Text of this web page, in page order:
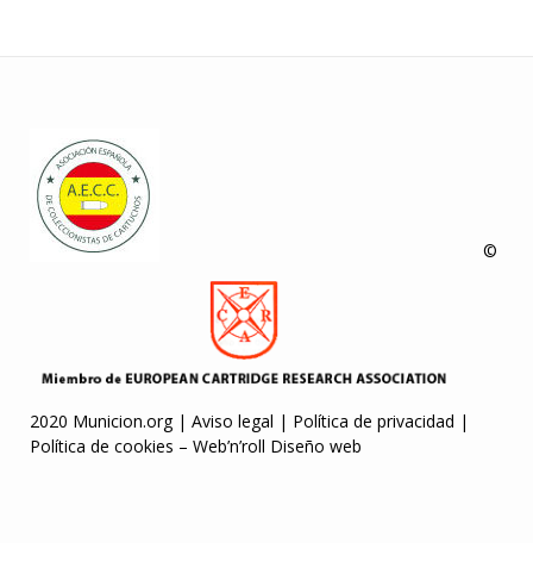
©
2020 Municion.org | Aviso legal | Política de privacidad |
Política de cookies – Web’n’roll Diseño web